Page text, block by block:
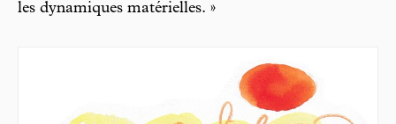
les dynamiques matérielles. »